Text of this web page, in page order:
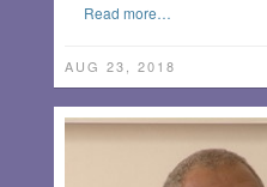
Read more…
AUG 23, 2018